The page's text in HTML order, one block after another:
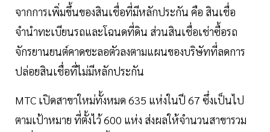
จากการเพิ่มขึ้นของสินเชื่อที่มีหลักประกัน คือ สินเชื่อ
จำนำทะเบียนรถและโฉนดที่ดิน ส่วนสินเชื่อเช่าซื้อรถ
จักรยานยนต์คาดชะลอตัวลงตามแผนของบริษัทที่ลดการ
ปล่อยสินเชื่อที่ไม่มีหลักประกัน
MTC เปิดสาขาใหม่ทั้งหมด 635 แห่งในปี 67 ซึ่งเป็นไป
ตามเป้าหมาย ที่ตั้งไว้ 600 แห่ง ส่งผลให้จำนวนสาขารวม